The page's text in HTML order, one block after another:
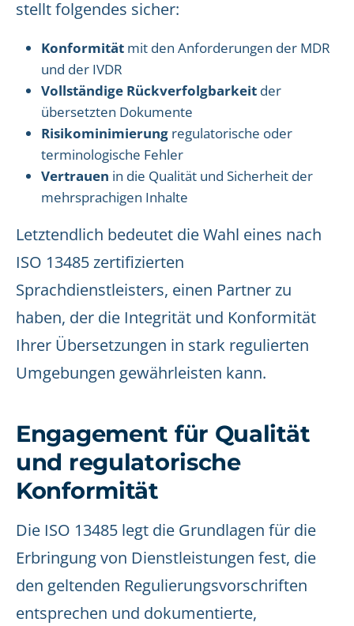
stellt folgendes sicher:
Konformität mit den Anforderungen der MDR
und der IVDR
Vollständige Rückverfolgbarkeit der
übersetzten Dokumente
Risikominimierung regulatorische oder
terminologische Fehler
Vertrauen in die Qualität und Sicherheit der
mehrsprachigen Inhalte
Letztendlich bedeutet die Wahl eines nach
ISO 13485 zertifizierten
Sprachdienstleisters, einen Partner zu
haben, der die Integrität und Konformität
Ihrer Übersetzungen in stark regulierten
Umgebungen gewährleisten kann.
Engagement für Qualität
und regulatorische
Konformität
Die ISO 13485 legt die Grundlagen für die
Erbringung von Dienstleistungen fest, die
den geltenden Regulierungsvorschriften
entsprechen und dokumentierte,